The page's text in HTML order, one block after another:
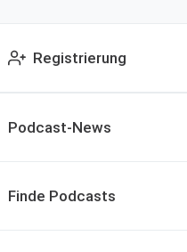
Registrierung
Podcast-News
Finde Podcasts